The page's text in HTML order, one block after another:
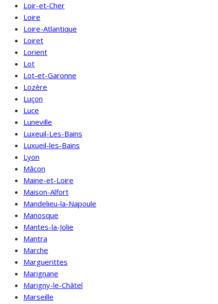
Loir-et-Cher
Loire
Loire-Atlantique
Loiret
Lorient
Lot
Lot-et-Garonne
Lozère
Luçon
Luce
Luneville
Luxeuil-Les-Bains
Luxueil-les-Bains
Lyon
Mâcon
Maine-et-Loire
Maison-Alfort
Mandelieu-la-Napoule
Manosque
Mantes-la-Jolie
Mantra
Marche
Marguerittes
Marignane
Marigny-le-Châtel
Marseille